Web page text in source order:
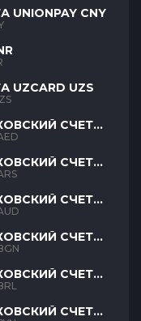
UNIONPAY CNY
UZCARD UZS
СЧЕТ
СЧЕТ
СЧЕТ
СЧЕТ
СЧЕТ
СЧЕТ